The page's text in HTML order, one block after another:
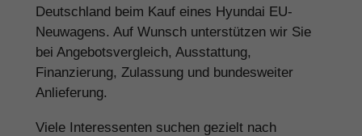
Deutschland beim Kauf eines Hyundai EU-
Neuwagens. Auf Wunsch unterstützen wir Sie
bei Angebotsvergleich, Ausstattung,
Finanzierung, Zulassung und bundesweiter
Anlieferung.
Viele Interessenten suchen gezielt nach